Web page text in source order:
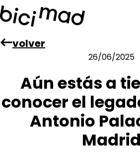
Pasar
al
principal
volver
26/06/2025
Aún estás a
conocer el
Antonio
Madrid